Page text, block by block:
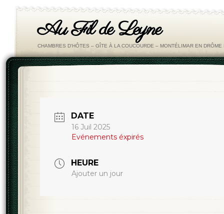
Au Fil de Leyne
CHAMBRES D'HÔTES – GÎTE À LA COUCOURDE – MONTÉLIMAR EN DRÔME
DATE
16 Juil 2025
Evénements éxpirés
HEURE
Ajouter un jour